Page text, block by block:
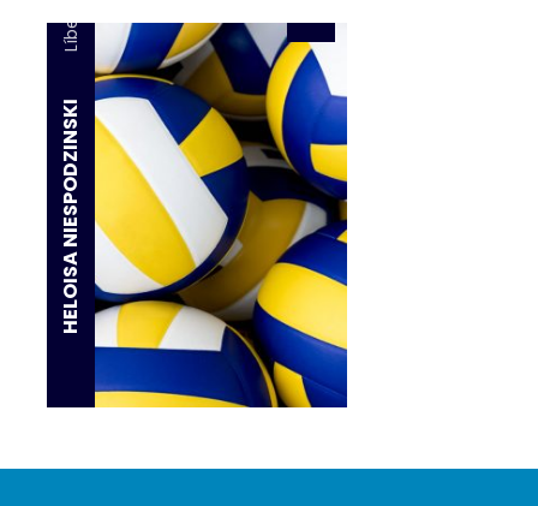
HELOISA NIESPODZINSKI
Líbero